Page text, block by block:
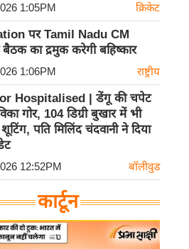
1:05PM क्रिकेट
पर Tamil Nadu CM
का द्रमुक करेगी बहिष्कार
1:06PM राष्ट्रीय
Hospitalised | डेंगू की चपेट
गोर, 104 डिग्री बुखार में भी
पति मिलिंद चंदवानी ने दिया
12:52PM बॉलीवुड
कार्टून